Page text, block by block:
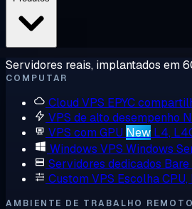
Servidores reais, implantados em
COMPUTAR
Cloud VPS EPYC
VPS de alto desempenho
VPS com GPU New L4,
Windows VPS Windows
Servidores dedicados
Custom VPS Escolha
AMBIENTE DE TRABALHO REMOTO